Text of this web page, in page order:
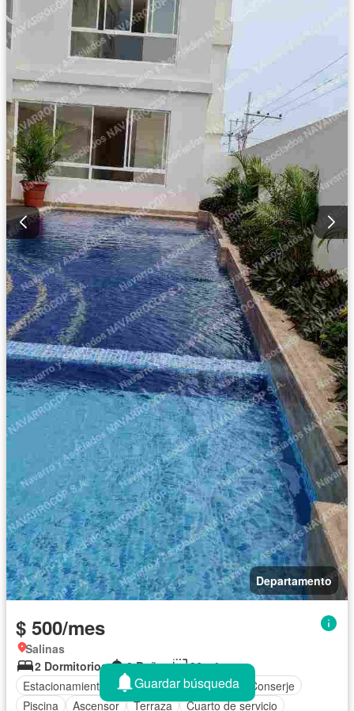
Departamento
$ 500/mes
Salinas
2 Dormitorios
2 Baños
86 m²
Estacionamiento
Cocina integral Agua
Conserje
Piscina
Ascensor Terraza Cuarto de servicio
Guardar búsqueda